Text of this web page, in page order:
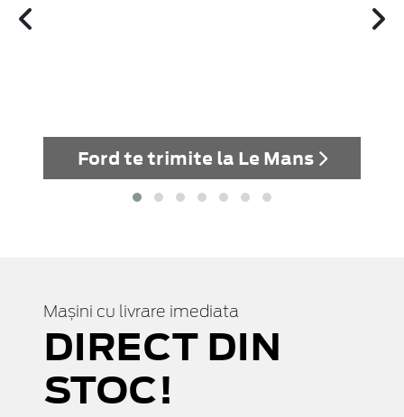
Ford te trimite la Le Mans
Mașini cu livrare imediata
DIRECT DIN
STOC!